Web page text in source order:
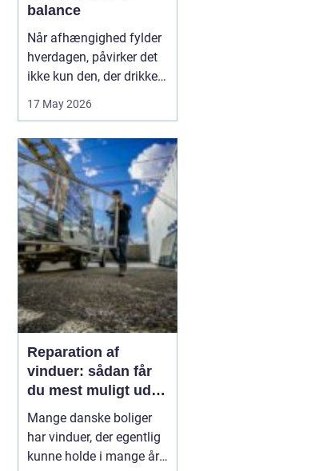
balance
Når afhængighed fylder
hverdagen, påvirker det
ikke kun den, der drikker,
medicin. Hele familien
Mange går længe alene
med problemerne, før de
søger hjælp. Her kan
misbrugsbehandling
være et afgørende...
17 May 2026
Reparation af
vinduer: sådan får
du mest muligt ud af
dine gamle rammer
Mange danske boliger
har vinduer, der egentlig
kunne holde i mange år